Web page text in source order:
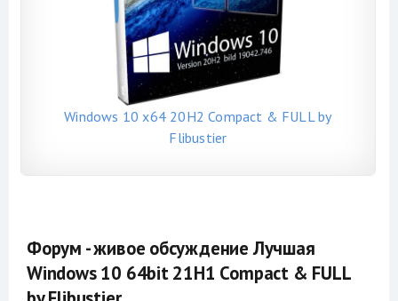
Windows 10 x64 20H2 Compact & FULL by
Flibustier
Форум - живое обсуждение Лучшая
Windows 10 64bit 21H1 Compact & FULL